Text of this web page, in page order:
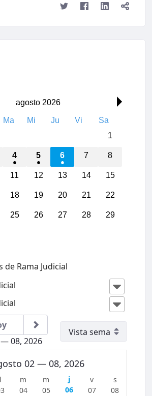
agosto 2026
Ma Mi Ju Vi
Sa
1
4 5 6 7 8
11 12 13 14 15
18 19 20 21 22
25 26 27 28 29
de Rama Judicial
08, 2026
02 — 08, 2026
04 05 06 07 08
greso
Jurisdi
cción
Conten
Admini
a del
Caribe